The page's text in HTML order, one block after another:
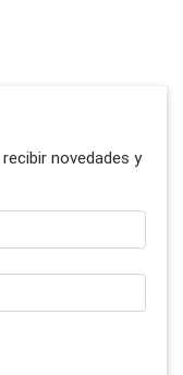
novedades y